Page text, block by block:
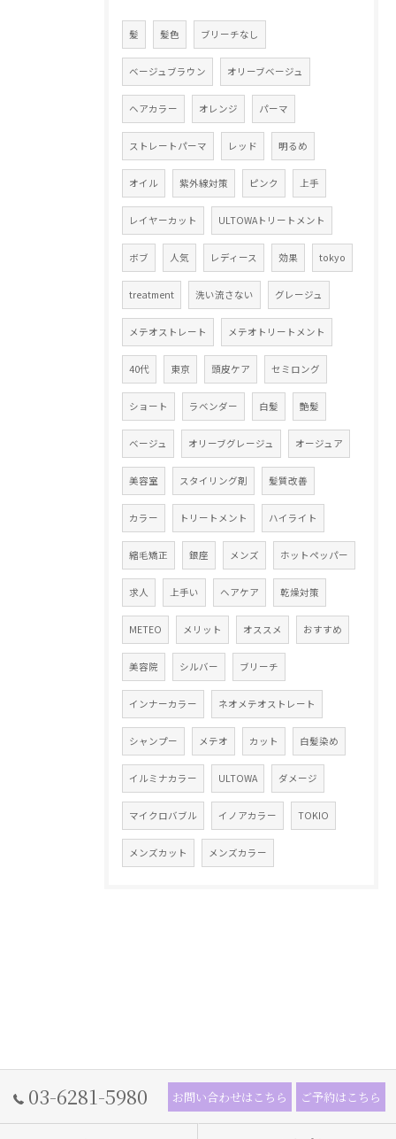
髪 髪色 ブリーチなし
ベージュブラウン オリーブベージュ
ヘアカラー オレンジ パーマ
ストレートパーマ レッド 明るめ
オイル 紫外線対策 ピンク 上手
レイヤーカット ULTOWAトリートメント
ボブ 人気 レディース 効果 tokyo
treatment 洗い流さない グレージュ
メテオストレート メテオトリートメント
40代 東京 頭皮ケア セミロング
ショート ラベンダー 白髪 艶髪
ベージュ オリーブグレージュ オージュア
美容室 スタイリング剤 髪質改善
カラー トリートメント ハイライト
縮毛矯正 銀座 メンズ ホットペッパー
求人 上手い ヘアケア 乾燥対策
METEO メリット オススメ おすすめ
美容院 シルバー ブリーチ
インナーカラー ネオメテオストレート
シャンプー メテオ カット 白髪染め
イルミナカラー ULTOWA ダメージ
マイクロバブル イノアカラー TOKIO
メンズカット メンズカラー
03-6281-5980 お問い合わせはこちら ご予約はこちら